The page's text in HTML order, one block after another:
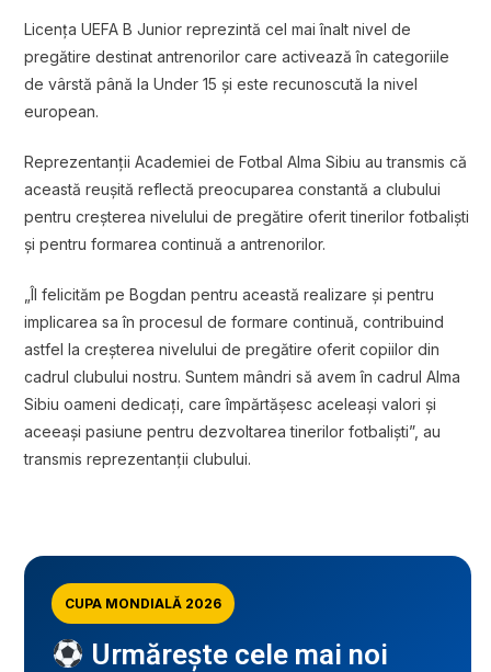
Licența UEFA B Junior reprezintă cel mai înalt nivel de
pregătire destinat antrenorilor care activează în categoriile
de vârstă până la Under 15 și este recunoscută la nivel
european.
Reprezentanții Academiei de Fotbal Alma Sibiu au transmis că
această reușită reflectă preocuparea constantă a clubului
pentru creșterea nivelului de pregătire oferit tinerilor fotbaliști
și pentru formarea continuă a antrenorilor.
„Îl felicităm pe Bogdan pentru această realizare și pentru
implicarea sa în procesul de formare continuă, contribuind
astfel la creșterea nivelului de pregătire oferit copiilor din
cadrul clubului nostru. Suntem mândri să avem în cadrul Alma
Sibiu oameni dedicați, care împărtășesc aceleași valori și
aceeași pasiune pentru dezvoltarea tinerilor fotbaliști”, au
transmis reprezentanții clubului.
CUPA MONDIALĂ 2026
Urmărește cele mai noi